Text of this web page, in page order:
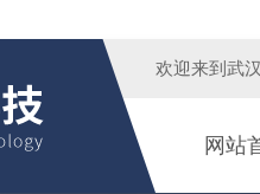
欢迎来到 武
网站